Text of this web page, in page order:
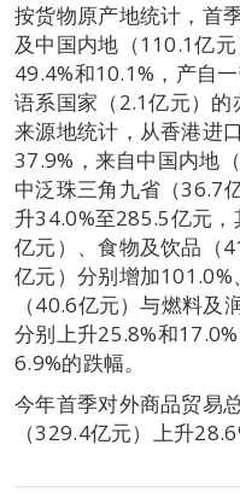
按货物原产地统计，首
及中国内地（110.1亿
49.4%和10.1%，产自
语系国家（2.1亿元）
来源地统计，从香港进
37.9%，来自中国内地
中泛珠三角九省（36.7
升34.0%至285.5亿元
亿元）、食物及饮品（
亿元）分别增加
（40.6亿元）与燃料及
分别上升25.8%和
6.9%的跌幅。
今年首季对外商品贸易
（329.4亿元）上升